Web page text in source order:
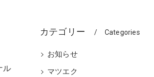
ル
カテゴリー Categories
お知らせ
マツエク